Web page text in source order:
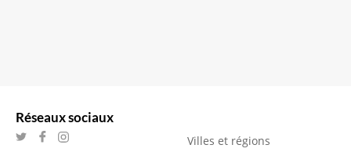
Réseaux sociaux
Villes et régions